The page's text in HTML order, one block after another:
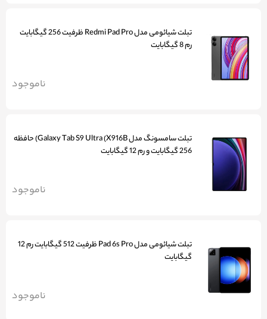
تبلت شیائومی مدل Redmi Pad Pro ظرفیت 256 گیگابایت
رم 8 گیگابایت
ناموجود
تبلت سامسونگ مدل Galaxy Tab S9 Ultra (X916B) حافظه
256 گیگابایت و رم 12 گیگابایت
ناموجود
تبلت شیائومی مدل Pad 6s Pro ظرفیت 512 گیگابایت رم 12
گیگابایت
ناموجود